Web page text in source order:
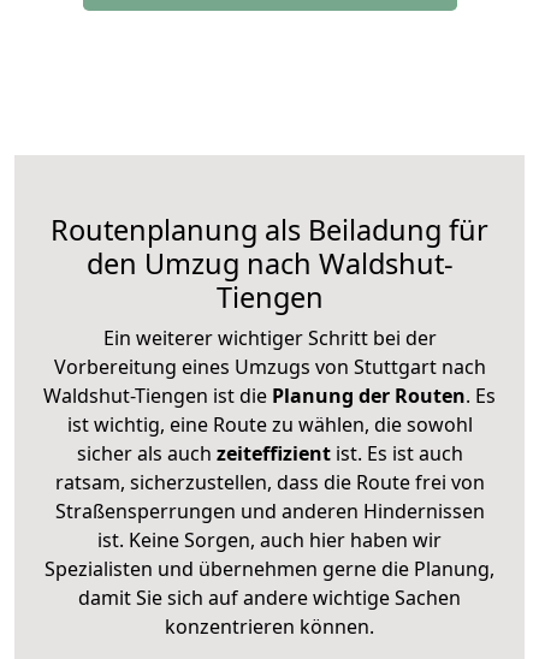
Routenplanung als Beiladung für
den Umzug nach Waldshut-
Tiengen
Ein weiterer wichtiger Schritt bei der
Vorbereitung eines Umzugs von Stuttgart nach
Waldshut-Tiengen ist die Planung der Routen. Es
ist wichtig, eine Route zu wählen, die sowohl
sicher als auch zeiteffizientist. Es ist auch
ratsam, sicherzustellen, dass die Route frei von
Straßensperrungen und anderen Hindernissen
ist. Keine Sorgen, auch hier haben wir
Spezialisten und übernehmen gerne die Planung,
damit Sie sich auf andere wichtige Sachen
konzentrieren können.